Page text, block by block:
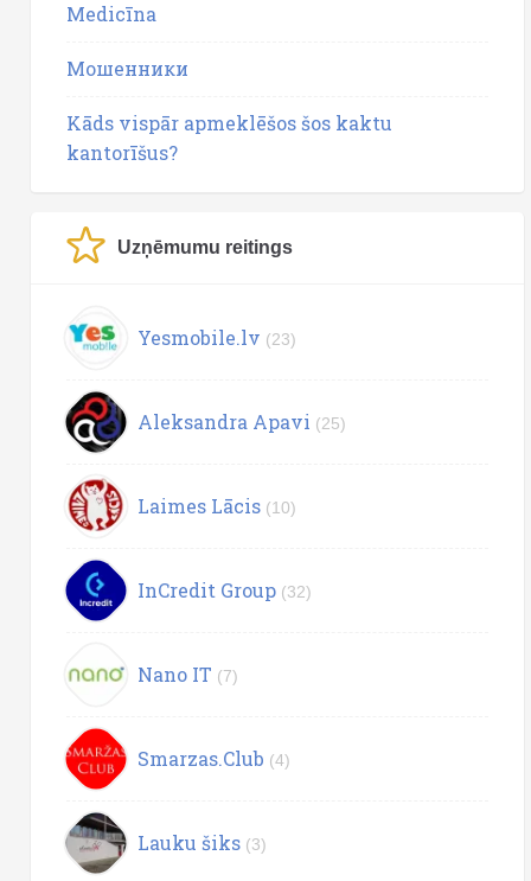
Medicīna
Мошенники
Kāds vispār apmeklēšos šos kaktu
kantorīšus?
Uzņēmumu reitings
Yesmobile.lv (23)
Aleksandra Apavi (25)
Laimes Lācis (10)
InCredit Group (32)
Nano IT (7)
Smarzas.Club (4)
Lauku šiks (3)